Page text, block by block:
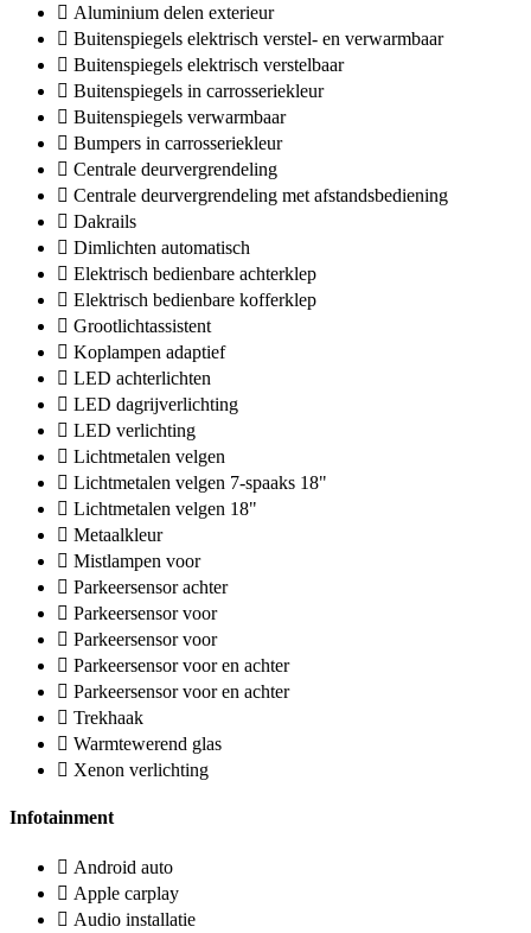
Aluminium delen exterieur
Buitenspiegels elektrisch verstel- en verwarmbaar
Buitenspiegels elektrisch verstelbaar
Buitenspiegels in carrosseriekleur
Buitenspiegels verwarmbaar
Bumpers in carrosseriekleur
Centrale deurvergrendeling
Centrale deurvergrendeling met afstandsbediening
Dakrails
Dimlichten automatisch
Elektrisch bedienbare achterklep
Elektrisch bedienbare kofferklep
Grootlichtassistent
Koplampen adaptief
LED achterlichten
LED dagrijverlichting
LED verlichting
Lichtmetalen velgen
Lichtmetalen velgen 7-spaaks 18"
Lichtmetalen velgen 18"
Metaalkleur
Mistlampen voor
Parkeersensor achter
Parkeersensor voor
Parkeersensor voor
Parkeersensor voor en achter
Parkeersensor voor en achter
Trekhaak
Warmtewerend glas
Xenon verlichting
Infotainment
Android auto
Apple carplay
Audio installatie